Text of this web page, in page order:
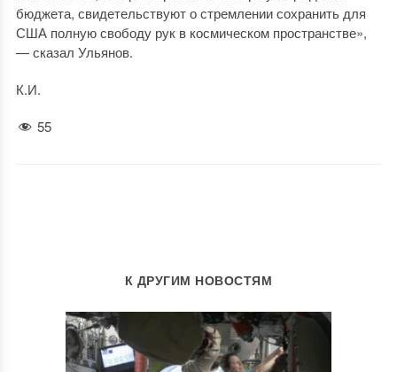
бюджета, свидетельствуют о стремлении сохранить для
США полную свободу рук в космическом пространстве»,
— сказал Ульянов.
К.И.
55
К ДРУГИМ НОВОСТЯМ